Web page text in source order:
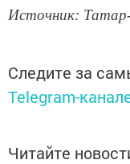
Источник:
Следите за
Telegram-
Читайте